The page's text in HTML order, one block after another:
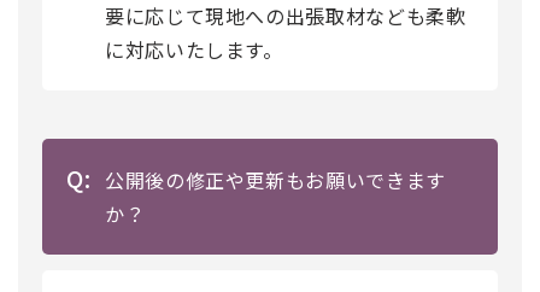
要に応じて現地への出張取材なども柔軟
に対応いたします。
Q: 公開後の修正や更新もお願いできます
か？